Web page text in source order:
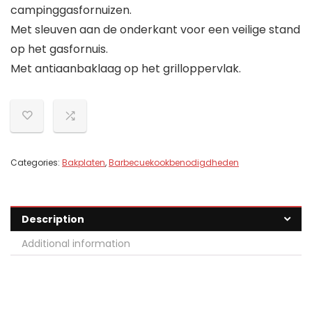
campinggasfornuizen.
Met sleuven aan de onderkant voor een veilige stand
op het gasfornuis.
Met antiaanbaklaag op het grilloppervlak.
Categories: Bakplaten,Barbecuekookbenodigdheden
Description
Additional information